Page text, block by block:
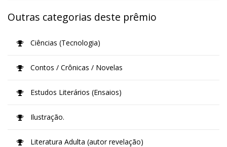
Outras categorias deste prêmio
Ciências (Tecnologia)
Contos / Crônicas / Novelas
Estudos Literários (Ensaios)
Ilustração.
Literatura Adulta (autor revelação)